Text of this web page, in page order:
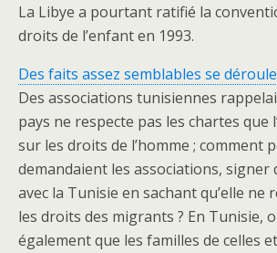
La Libye a pourtant ratifié la
droits de l’enfant en 1993.
Des faits assez semblables se
Des associations tunisiennes
pays ne respecte pas les chartes que
sur les droits de l’homme ; comment
demandaient les associations, signer
avec la Tunisie en sachant qu’elle ne
les droits des migrants ? En Tunisie,
également que les familles de celles